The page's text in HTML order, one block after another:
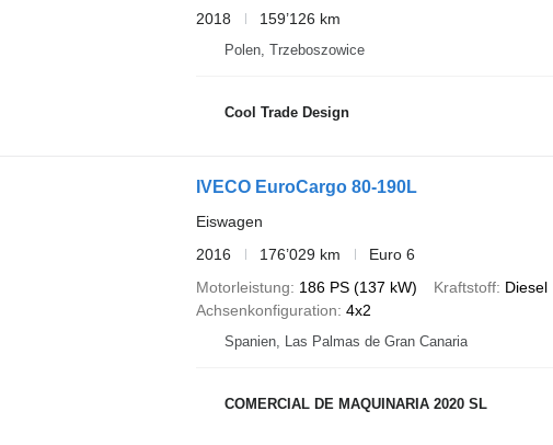
2018
159’126 km
Polen, Trzeboszowice
Cool Trade Design
IVECO EuroCargo 80-190L
Eiswagen
2016
176’029 km
Euro 6
Motorleistung
186 PS (137 kW) Kraftstoff Diesel
Achsenkonfiguration 4x2
Spanien, Las Palmas de Gran Canaria
COMERCIAL DE MAQUINARIA 2020 SL